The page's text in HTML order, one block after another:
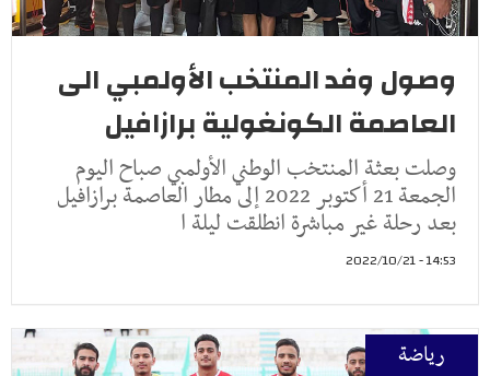
وصول وفد المنتخب الأولمبي الى
العاصمة الكونغولية برازافيل
وصلت بعثة المنتخب الوطني الأولمبي صباح اليوم
الجمعة 21 أكتوبر 2022 إلى مطار العاصمة برازافيل
بعد رحلة غير مباشرة انطلقت ليلة ا
14:53 - 2022/10/21
رياضة